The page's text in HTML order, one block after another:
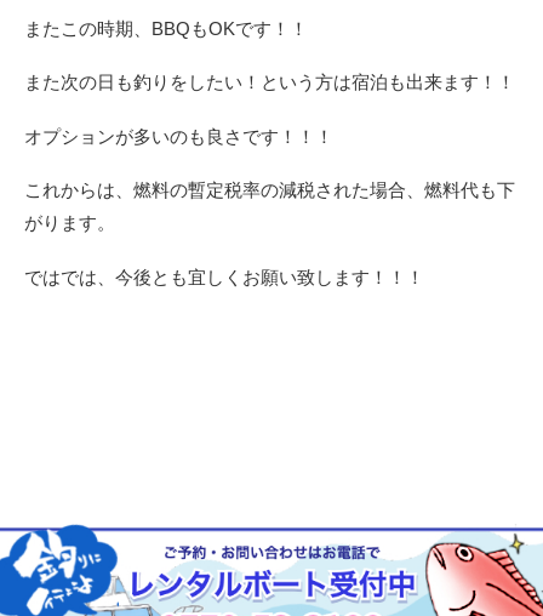
またこの時期、BBQもOKです！！
また次の日も釣りをしたい！という方は宿泊も出来ます！！
オプションが多いのも良さです！！！
これからは、燃料の暫定税率の減税された場合、燃料代も下
がります。
ではでは、今後とも宜しくお願い致します！！！